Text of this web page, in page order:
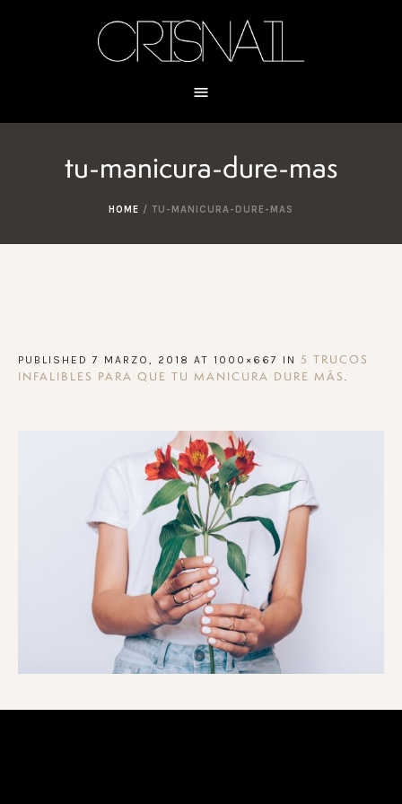
tu-manicura-dure-mas
HOME / TU-MANICURA-DURE-MAS
PUBLISHED7 MARZO, 2018 AT 1000×667 IN 5 TRUCOS
INFALIBLES PARA QUE TU MANICURA DURE MÁS .